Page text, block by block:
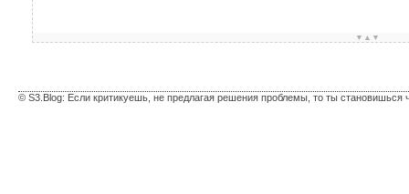
▼▲▼
© S3.Blog: Если критикуешь, не предлагая решения проблемы, то ты становишься